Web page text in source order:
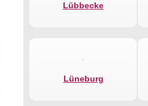
Lübbecke
Lüneburg